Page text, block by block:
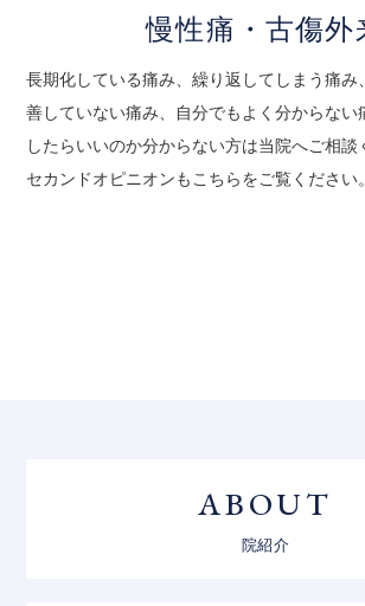
慢性痛・古傷外
長期化している痛み、繰り返してしまう痛み
善していない痛み、自分でもよく分からない
したらいいのか分からない方は当院へご相談
セカンドオピニオンもこちらをご覧ください。
ABOUT
院紹介